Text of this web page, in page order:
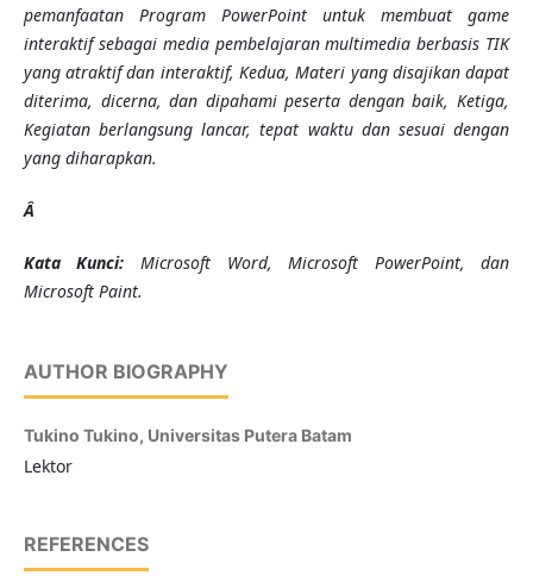
pemanfaatan Program PowerPoint untuk membuat game
interaktif sebagai media pembelajaran multimedia berbasis TIK
yang atraktif dan interaktif, Kedua, Materi yang disajikan dapat
diterima, dicerna, dan dipahami peserta dengan baik, Ketiga,
Kegiatan berlangsung lancar, tepat waktu dan sesuai dengan
yang diharapkan.
Â
Kata Kunci: Microsoft Word, Microsoft PowerPoint, dan
Microsoft Paint.
AUTHOR BIOGRAPHY
Tukino Tukino, Universitas Putera Batam
Lektor
REFERENCES